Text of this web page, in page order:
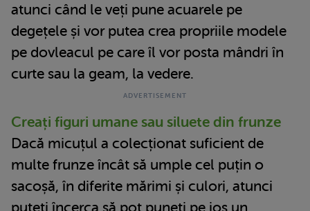
atunci când le veți pune acuarele pe
degețele și vor putea crea propriile modele
pe dovleacul pe care îl vor posta mândri în
curte sau la geam, la vedere.
Creați figuri umane sau siluete din frunze
Dacă micuțul a colecționat suficient de
multe frunze încât să umple cel puțin o
sacoșă, în diferite mărimi și culori, atunci
puteți încerca să pot puneți pe jos un